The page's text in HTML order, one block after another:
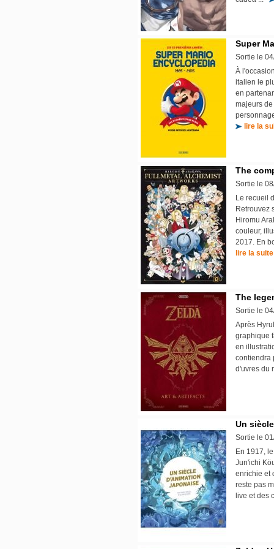
Super
Sortie le
À
italien le
en
majeurs
lire la
The
Sortie le
Le recueil
Retrouvez
Hiromu
couleur,
2017. En
lire la suite
The
Sortie le
Après
graphique
en
contiendra
d'uvres
Un
Sortie le
En 1917,
Jun'ichi
enrichie et
reste pas
live et des